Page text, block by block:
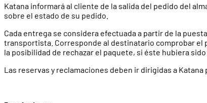
Katana informará al cliente de la salida del pedido del
sobre el estado de su pedido.
Cada entrega se considera efectuada a partir de la
transportista. Corresponde al destinatario comprobar el
la posibilidad de rechazar el paquete, si éste hubiera
Las reservas y reclamaciones deben ir dirigidas a